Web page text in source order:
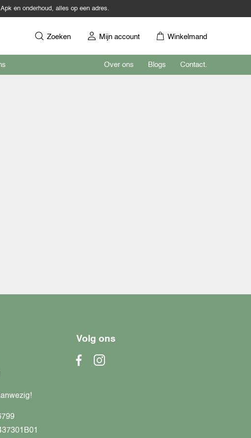
Apk en onderhoud, alles op een adres.
Zoeken Mijn account Winkelmand
Over ons Blogs Contact.
Volg ons